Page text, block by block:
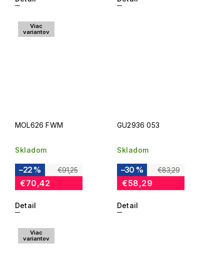
Viac
variantov
MOL626 FWM
Skladom
€91,25
–22 %
€70,42
Detail
GU2936 053
Skladom
€83,29
–30 %
€58,29
Detail
Viac
variantov